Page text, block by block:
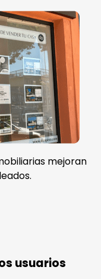
mejoran
usuarios